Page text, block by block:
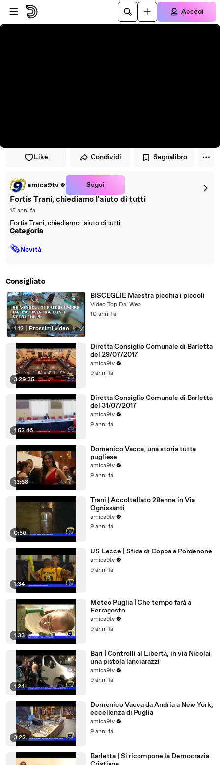
Vai al lettore
Passa al contenuto principale
Accedi
Like Condividi Segnalibro
amica9tv Segui
Fortis Trani, chiediamo l'aiuto di tutti
15 anni fa
Fortis Trani, chiediamo l'aiuto di tutti
Categoria
🗞Novità
Consigliato
1:12 Prossimi video
BISCEGLIE Maestra picchia i piccoli
Video Top Dal Web
10 anni fa
3:29:35
Diretta Consiglio Comunale di Barletta
del 28/07/2017
amica9tv
9 anni fa
1:52:46
Diretta Consiglio Comunale di Barletta
del 31/07/2017
amica9tv
9 anni fa
13:58
Domenico Vacca, una storia tutta
pugliese
amica9tv
9 anni fa
0:56
Trani | Accoltellato 28enne in Via
Ognissanti
amica9tv
9 anni fa
1:34
US Lecce | Sfida di Coppa a Pordenone
amica9tv
9 anni fa
1:33
Meteo Puglia | Che tempo farà a
Ferragosto
amica9tv
9 anni fa
1:24
Bari | Controlli al Libertà, in via Nicolai
una pistola lanciarazzi
amica9tv
9 anni fa
3:22
Domenico Vacca da Andria a New York,
eccellenza di Puglia
amica9tv
9 anni fa
Barletta | Si ricompone la Democrazia